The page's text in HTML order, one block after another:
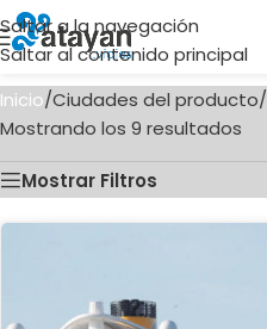
Saltar a la navegación
Saltar al contenido principal
Inicio/Ciudades del producto/
Mostrando los 9 resultados
Mostrar Filtros